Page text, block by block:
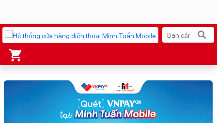
iPhone 17 Pro Max MacBook Neo giá tốt
AirTag 2 Mới Galaxy Z8 Series